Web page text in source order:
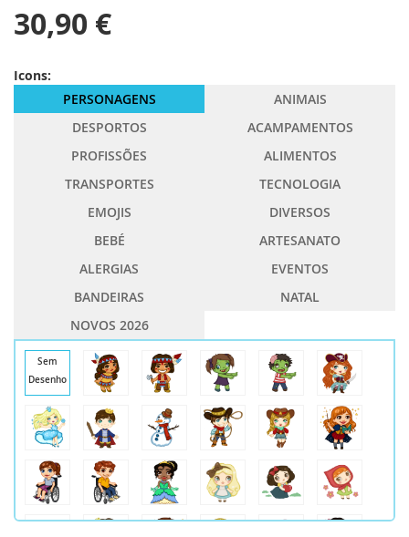
30,90 €
Icons:
PERSONAGENS
ANIMAIS
DESPORTOS
ACAMPAMENTOS
PROFISSÕES
ALIMENTOS
TRANSPORTES
TECNOLOGIA
EMOJIS
DIVERSOS
BEBÉ
ARTESANATO
ALERGIAS
EVENTOS
BANDEIRAS
NATAL
NOVOS 2026
Sem
Desenho